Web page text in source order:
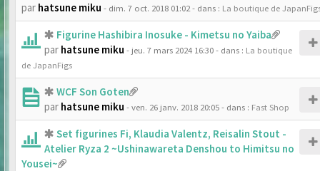
par hatsune miku - dim. 7 oct. 2018 01:02- dans : La boutique de
Figurine Hashibira Inosuke - Kimetsu no Yaiba
par hatsune miku - jeu. 7 mars 2024 16:30- dans : La boutique
de JapanFigs
WCF Son Goten
par hatsune miku - ven. 26 janv. 2018 20:05- dans : Fast Shop
Set figurines Fi, Klaudia Valentz, Reisalin Stout -
Atelier Ryza 2 ~Ushinawareta Denshou to Himitsu no
Yousei~